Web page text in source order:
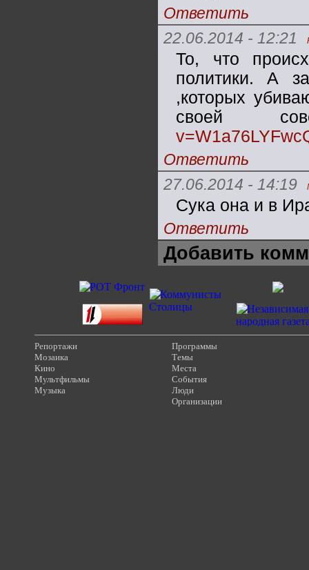
Ответить
22.06.2014 - 12:21
То, что
политики. А
,которых
своей
Ответить
27.06.2014 - 14:19
Сука она и в
Ответить
Добавить
Репортажи
Мозаика
Кино
Мультфильмы
Музыка
Программы
Темы
Места
События
Люди
Организации